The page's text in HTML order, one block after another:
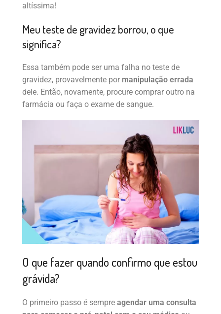
altíssima!
Meu teste de gravidez borrou, o que
significa?
Essa também pode ser uma falha no teste de
gravidez, provavelmente por manipulação errada
dele. Então, novamente, procure comprar outro na
farmácia ou faça o exame de sangue.
O que fazer quando confirmo que estou
grávida?
O primeiro passo é sempre agendar uma consulta